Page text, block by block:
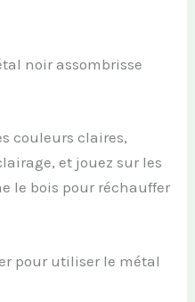
noir assombrisse
couleurs claires,
et jouez sur les
le bois pour réchauffer
pour utiliser le métal